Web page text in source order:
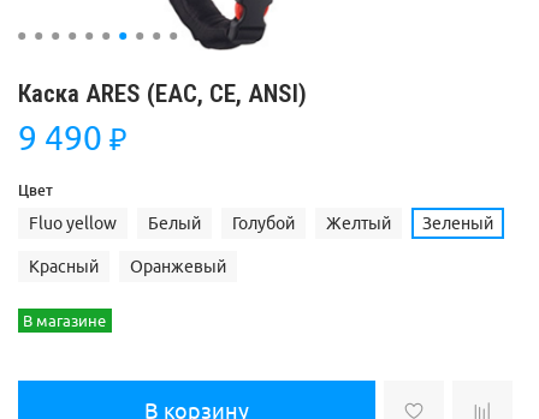
Каска ARES (EAC, СЕ, ANSI)
9 490 ₽
Цвет
Fluo yellow Белый Голубой Желтый Зеленый
Красный Оранжевый
В магазине
В корзину